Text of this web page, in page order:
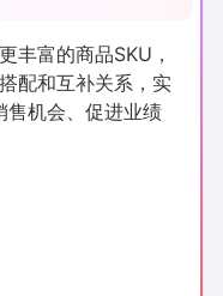
增长公开课
库
丰富的商品SKU，
配和互补关系，实
售机会、促进业绩